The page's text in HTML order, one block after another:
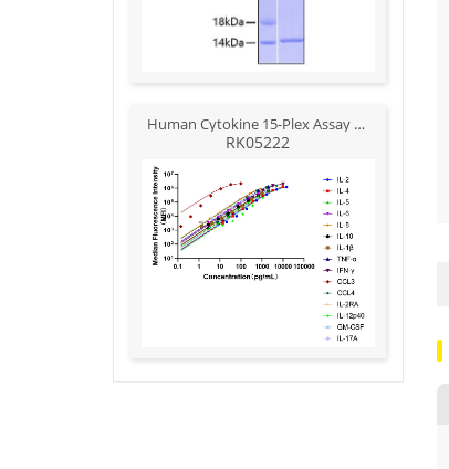
Human Cytokine 15-Plex Assay Kit (Flow Cytometry Multiplex Bead Assay)
RK05222